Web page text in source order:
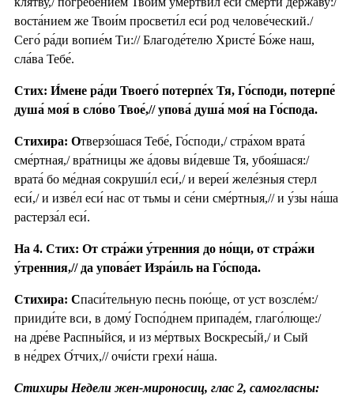
воста́нием же Твои́м просвети́л еси́ род челове́ческий./
Сего́ ра́ди вопие́м Ти:// Благоде́телю Христе́ Бо́же наш,
сла́ва Тебе́.
Стих: И́мене ра́ди Твоего́ потерпе́х Тя, Го́споди, потерпе́
душа́ моя́ в сло́во Твое́,// упова́ душа́ моя́ на Го́спода.
Стихира: Отверзо́шася Тебе́, Го́споди,/ стра́хом врата́
сме́ртная,/ вра́тницы же а́довы ви́девше Тя, убоя́шася:/
врата́ бо ме́дная сокруши́л еси́,/ и вереи́ желе́зныя стерл
еси́,/ и изве́л еси́ нас от тьмы и се́ни сме́ртныя,// и у́зы на́ша
растерза́л еси́.
На 4. Стих: От стра́жи у́тренния до но́щи, от стра́жи
у́тренния,// да упова́ет Изра́иль на Го́спода.
Стихира: Спаси́тельную песнь пою́ще, от уст возсле́м:/
прииди́те вси, в дому́ Госпо́днем припаде́м, глаго́люще:/
на дре́ве Распны́йся, и из ме́ртвых Воскресы́й,/ и Сый
в не́дрех О́тчих,// очи́сти грехи́ на́ша.
Стихиры Недели жен-мироносиц, глас 2, самогласны: